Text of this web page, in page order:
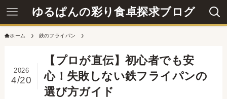
ゆるぱんの彩り食卓探求ブログ
ホーム 鉄のフライパン
【プロが直伝】初心者でも安
心！失敗しない鉄フライパンの
選び方ガイド
2026
4/20